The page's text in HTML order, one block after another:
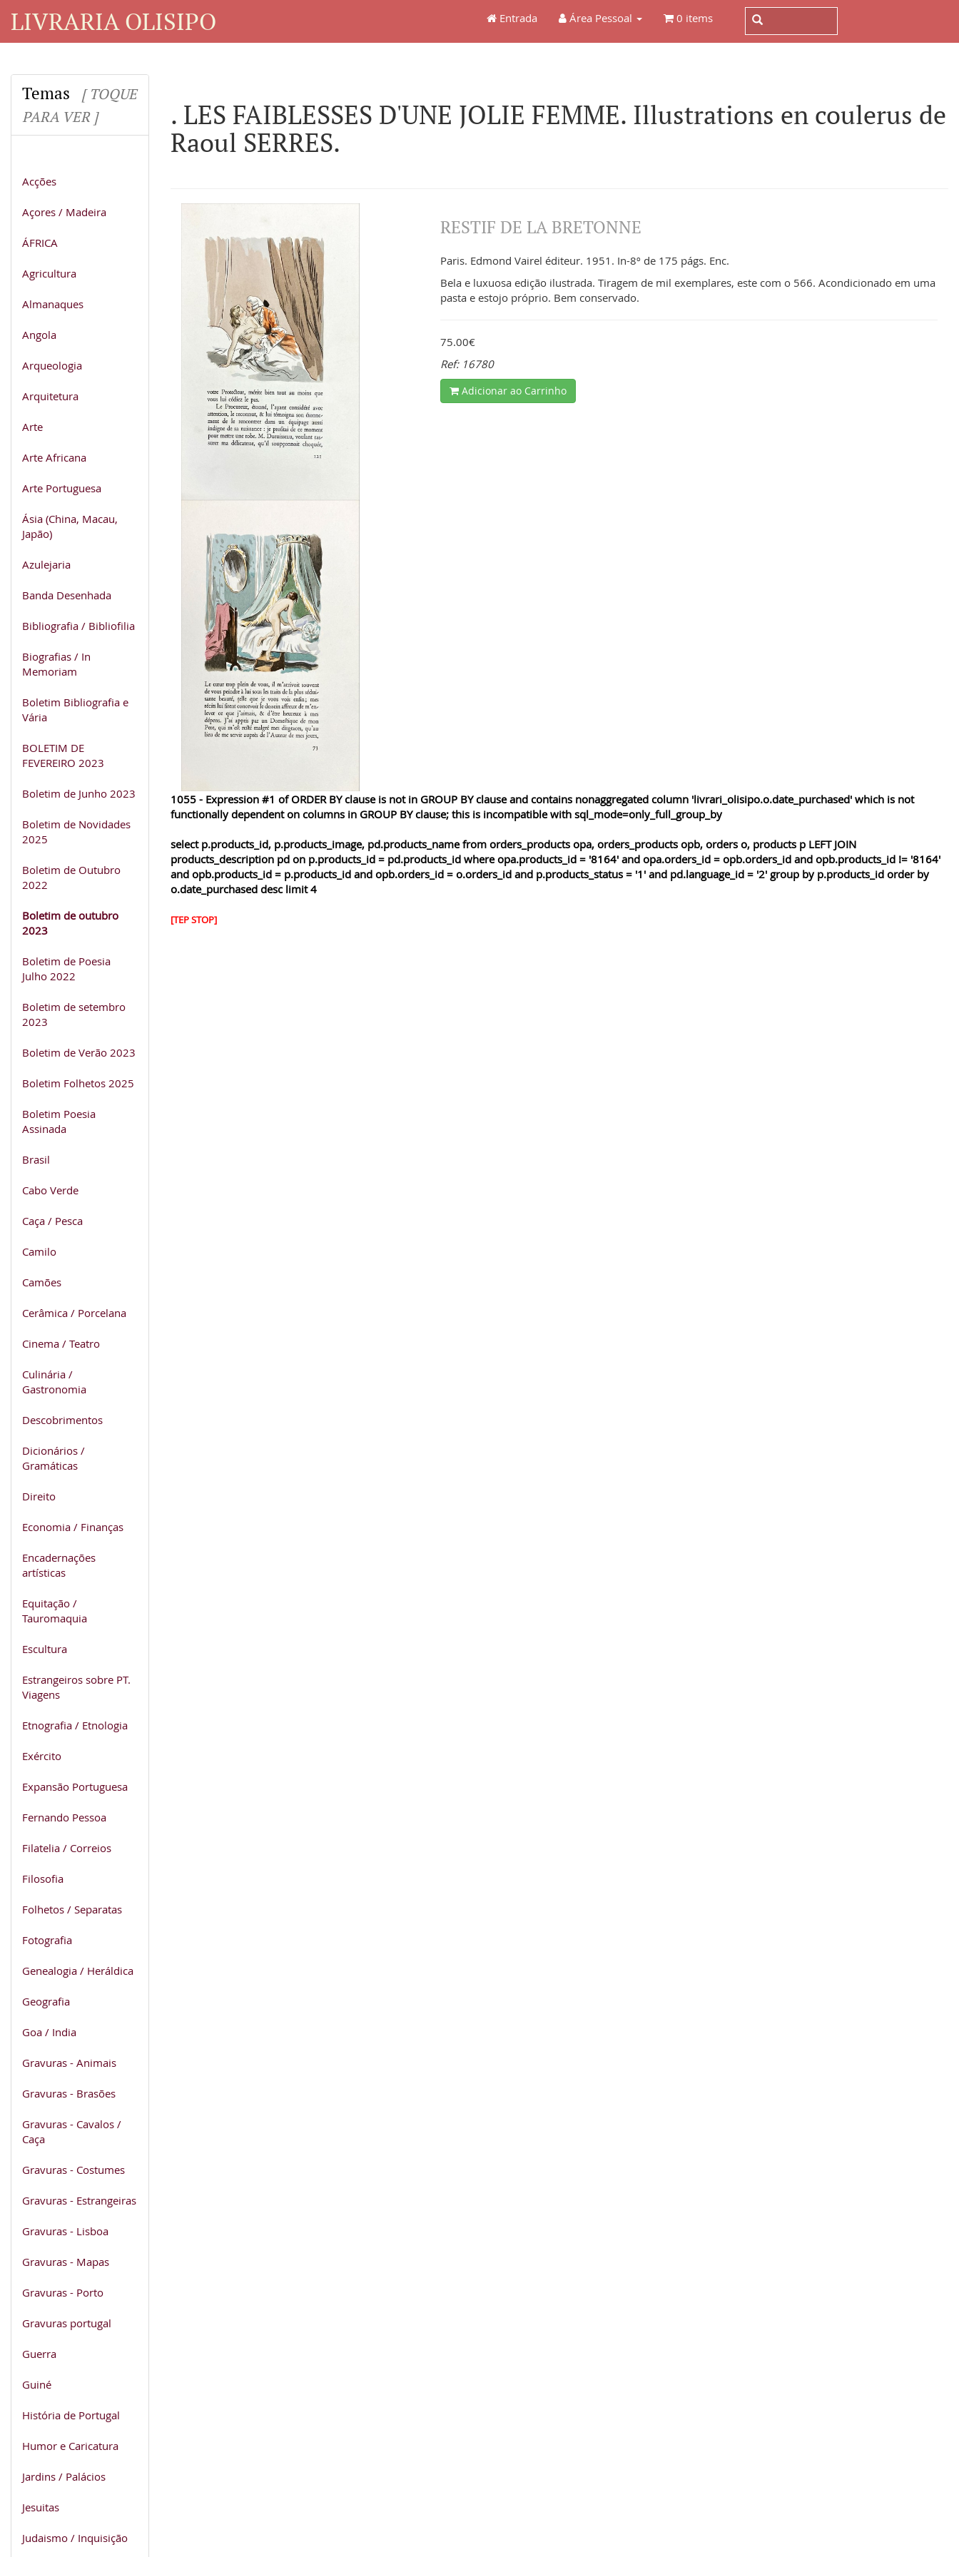
LIVRARIA OLISIPO Entrada Área Pessoal 0 items
Temas
[ TOQUE
PARA VER ]
Acções
Açores / Madeira
ÁFRICA
Agricultura
Almanaques
Angola
Arqueologia
Arquitetura
Arte
Arte Africana
Arte Portuguesa
Ásia (China, Macau,
Japão)
Azulejaria
Banda Desenhada
Bibliografia / Bibliofilia
Biografias / In
Memoriam
Boletim Bibliografia e
Vária
BOLETIM DE
FEVEREIRO 2023
Boletim de Junho 2023
Boletim de Novidades
2025
Boletim de Outubro
2022
Boletim de outubro
2023
Boletim de Poesia
Julho 2022
Boletim de setembro
2023
Boletim de Verão 2023
Boletim Folhetos 2025
Boletim Poesia
Assinada
Brasil
Cabo Verde
Caça / Pesca
Camilo
Camões
Cerâmica / Porcelana
Cinema / Teatro
Culinária /
Gastronomia
Descobrimentos
Dicionários /
Gramáticas
Direito
Economia / Finanças
Encadernações
artísticas
Equitação /
Tauromaquia
Escultura
Estrangeiros sobre PT.
Viagens
Etnografia / Etnologia
Exército
Expansão Portuguesa
Fernando Pessoa
Filatelia / Correios
Filosofia
Folhetos / Separatas
Fotografia
Genealogia / Heráldica
Geografia
Goa / India
Gravuras - Animais
Gravuras - Brasões
Gravuras - Cavalos /
Caça
Gravuras - Costumes
Gravuras - Estrangeiras
Gravuras - Lisboa
Gravuras - Mapas
Gravuras - Porto
Gravuras portugal
Guerra
Guiné
História de Portugal
Humor e Caricatura
Jardins / Palácios
Jesuitas
Judaismo / Inquisição
. LES FAIBLESSES D'UNE JOLIE FEMME. Illustrations en coulerus de
Raoul SERRES.
RESTIF DE LA BRETONNE
Paris. Edmond Vairel éditeur. 1951. In-8º de 175 págs. Enc.
Bela e luxuosa edição ilustrada. Tiragem de mil exemplares, este com o 566. Acondicionado em uma
pasta e estojo próprio. Bem conservado.
75.00€
Ref: 16780
Adicionar ao Carrinho
1055 - Expression #1 of ORDER BY clause is not in GROUP BY clause and contains nonaggregated column 'livrari_olisipo.o.date_purchased' which is not
functionally dependent on columns in GROUP BY clause; this is incompatible with sql_mode=only_full_group_by
select p.products_id, p.products_image, pd.products_name from orders_products opa, orders_products opb, orders o, products p LEFT JOIN
products_description pd on p.products_id = pd.products_id where opa.products_id = '8164' and opa.orders_id = opb.orders_id and opb.products_id != '8164'
and opb.products_id = p.products_id and opb.orders_id = o.orders_id and p.products_status = '1' and pd.language_id = '2' group by p.products_id order by
o.date_purchased desc limit 4
[TEP STOP]